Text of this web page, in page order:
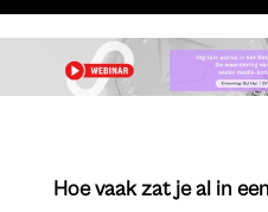
Hoe vaak zat je al in